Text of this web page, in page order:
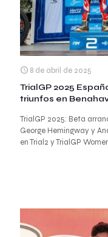
8 de abril de 2025
TrialGP 2025
triunfos en
TrialGP 2025: Beta
George Hemingway y
en Trial2 y TrialGP